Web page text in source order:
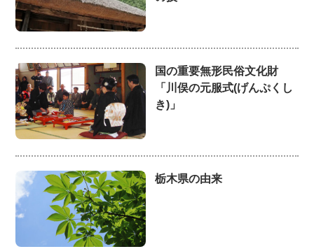
国の重要無形民俗文化財
「川俣の元服式(げんぷくし
き)」
栃木県の由来